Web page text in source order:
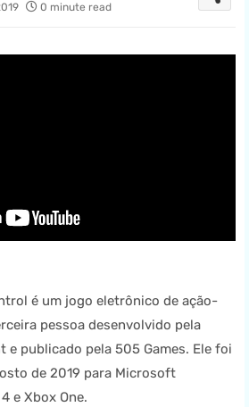
0 minute read
é um jogo eletrônico de ação-
pessoa desenvolvido pela
e publicado pela 505 Games. Ele foi
de 2019 para Microsoft
e Xbox One.